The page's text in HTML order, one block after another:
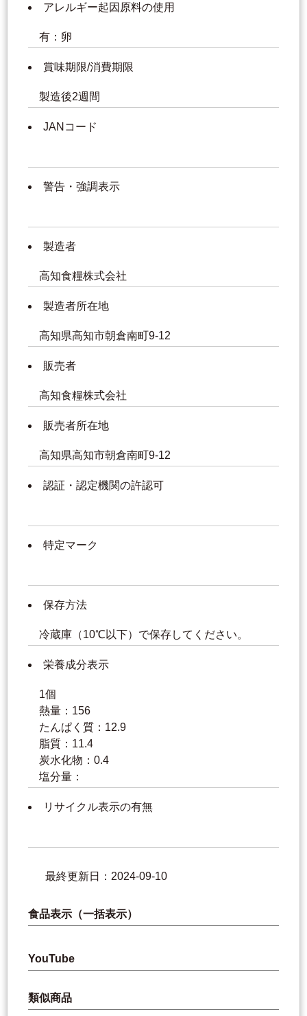
アレルギー起因原料の使用
有：卵
賞味期限/消費期限
製造後2週間
JANコード
警告・強調表示
製造者
高知食糧株式会社
製造者所在地
高知県高知市朝倉南町9-12
販売者
高知食糧株式会社
販売者所在地
高知県高知市朝倉南町9-12
認証・認定機関の許認可
特定マーク
保存方法
冷蔵庫（10℃以下）で保存してください。
栄養成分表示
1個
熱量：156
たんぱく質：12.9
脂質：11.4
炭水化物：0.4
塩分量：
リサイクル表示の有無
最終更新日：2024-09-10
食品表示（一括表示）
YouTube
類似商品